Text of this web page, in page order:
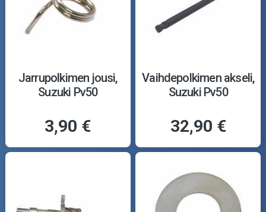
Jarrupolkimen jousi,
Suzuki Pv50
3,90 €
Vaihdepolkimen akseli,
Suzuki Pv50
32,90 €